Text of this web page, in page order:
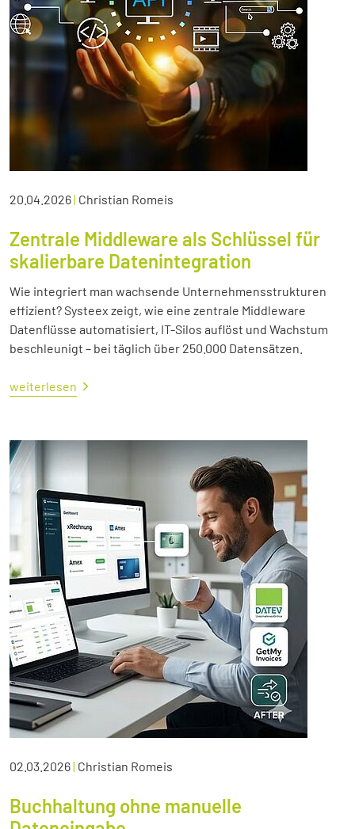
20.04.2026| Christian Romeis
Zentrale Middleware als Schlüssel für
skalierbare Datenintegration
Wie integriert man wachsende Unternehmensstrukturen
effizient? Systeex zeigt, wie eine zentrale Middleware
Datenflüsse automatisiert, IT-Silos auflöst und Wachstum
beschleunigt – bei täglich über 250.000 Datensätzen.
weiterlesen
02.03.2026| Christian Romeis
Buchhaltung ohne manuelle